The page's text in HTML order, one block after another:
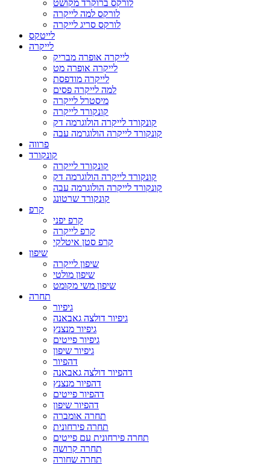
לורקס ברוקרד מקושט
לורקס למה לייקרה
לורקס סריג לייקרה
לייטקס
לייקרה
לייקרה אופרה מבריק
לייקרה אופרה מט
לייקרה מודפסת
למה לייקרה פסים
מיסטרל לייקרה
קונקורד לייקרה
קונקורד לייקרה הולוגרמה דק
קונקורד לייקרה הולוגרמה עבה
פרווה
קונקורד
קונקורד לייקרה
קונקורד לייקרה הולוגרמה דק
קונקורד לייקרה הולוגרמה עבה
קונקורד שרטונג
קרפ
קרפ יפני
קרפ לייקרה
קרפ סטן איטלקי
שיפון
שיפון לייקרה
שיפון מולטי
שיפון משי מקומט
תחרה
גיפיור
גיפיור דולצה גאבאנה
גיפיור מנצנץ
גיפיור פייטים
גיפיור שיפון
דהפיור
דהפיור דולצה גאבאנה
דהפיור מנצנץ
דהפיור פייטים
דהפיור שיפון
תחרה אומברה
תחרה פירחונית
תחרה פירחונית עם פייטים
תחרה קרושה
תחרה שחורה